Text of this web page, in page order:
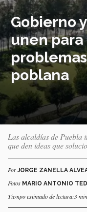
Gobierno
unen
poblana
Las alcaldías de Puebla
que den ideas que
PorJORGE ZANELLA
Fotos MARIO ANTONIO
Tiempo estimado de lectura:3